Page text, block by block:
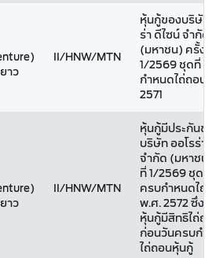
าว
II/HNW/MTN
หุ้นกู้ของบริษัท
ร่า ดีไซน์ จำกัด
(มหาชน) ครั้งที่
1/2569 ชุดที่ 1
กำหนดไถ่ถอน
2571
าว
II/HNW/MTN
หุ้นกู้มีประกันข
บริษัท ออโรร่า
จำกัด (มหาชน
ที่ 1/2569 ชุด
ครบกำหนดไถ่
พ.ศ. 2572 ซึ่ง
หุ้นกู้มีสิทธิไถ่ถ
ก่อนวันครบก
ไถ่ถอนหุ้นกู้